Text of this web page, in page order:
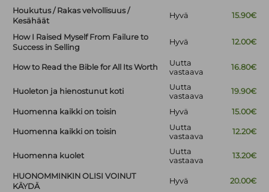
Houkutus / Rakas velvollisuus /
Kesähäät
Hyvä 15.90€
How I Raised Myself From Failure to
Success in Selling
Hyvä 12.00€
How to Read the Bible for All Its Worth
Uutta
vastaava
16.80€
Huoleton ja hienostunut koti
Uutta
vastaava
19.90€
Huomenna kaikki on toisin Hyvä 15.00€
Huomenna kaikki on toisin
Uutta
vastaava
12.20€
Huomenna kuolet
Uutta
vastaava
13.20€
HUONOMMINKIN OLISI VOINUT
KÄYDÄ
Hyvä 20.00€